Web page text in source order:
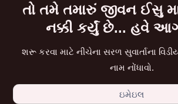
તો તમે તમારું જીવન ઈસુ
નક્કી કર્યું છે... હવે
શરૂ કરવા માટે નીચેના સરળ સુવાર્તાના
નામ નોંધાવો.